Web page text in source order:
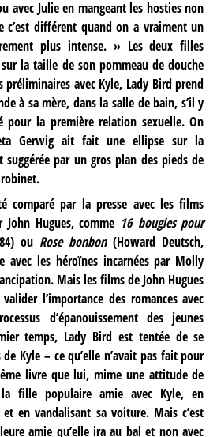
avec Julie en mangeant les hosties non
c’est différent quand on a vraiment un
plus intense. » Les deux filles
la taille de son pommeau de douche
avec Kyle, Lady Bird prend
à sa mère, dans la salle de bain, s’il y
pour la première relation sexuelle. On
Gerwig ait fait une ellipse sur la
par un gros plan des pieds de
comparé par la presse avec les films
Hugues, comme 16 bougies pour
ou Rose bonbon(Howard Deutsch,
avec les héroïnes incarnées par Molly
Mais les films de John Hugues
l’importance des romances avec
d’épanouissement des jeunes
temps, Lady Bird est tentée de se
Kyle – ce qu’elle n’avait pas fait pour
livre que lui, mime une attitude de
fille populaire amie avec Kyle, en
en vandalisant sa voiture. Mais c’est
amie qu’elle ira au bal et non avec